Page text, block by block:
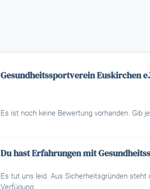
Gesundheitssportverein Euskirchen
Es ist noch keine Bewertung vorhanden. Gib
Du hast Erfahrungen mit
Es tut uns leid. Aus Sicherheitsgründen
Verfügung.